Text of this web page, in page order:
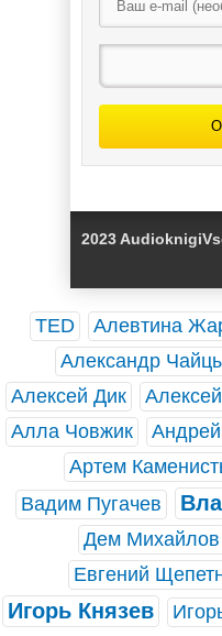
2023
TED Алевтина
Александр
Алексей Дик
Алла Човжик
Артем
Вадим Пугачев
Дем Михайлов
Евгений
Игорь Князев